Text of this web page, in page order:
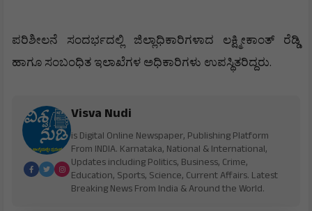
ಪರಿಶೀಲನೆ ಸಂದರ್ಭದಲ್ಲಿ ಜಿಲ್ಲಾಧಿಕಾರಿಗಳಾದ ಲಕ್ಷ್ಮೀಕಾಂತ್
ರೆಡ್ಡಿ
ಹಾಗೂ ಸಂಬಂಧಿತ ಇಲಾಖೆಗಳ ಅಧಿಕಾರಿಗಳು ಉಪಸ್ಥಿತರಿದ್ದರು.
Visva Nudi
is Digital Online Newspaper, Publishing Platform
From INDIA. Karnataka, National & International,
Updates including Politics, Business, Crime,
Education, Sports, Science, Current Affairs. Latest
Breaking News From India & Around the World.